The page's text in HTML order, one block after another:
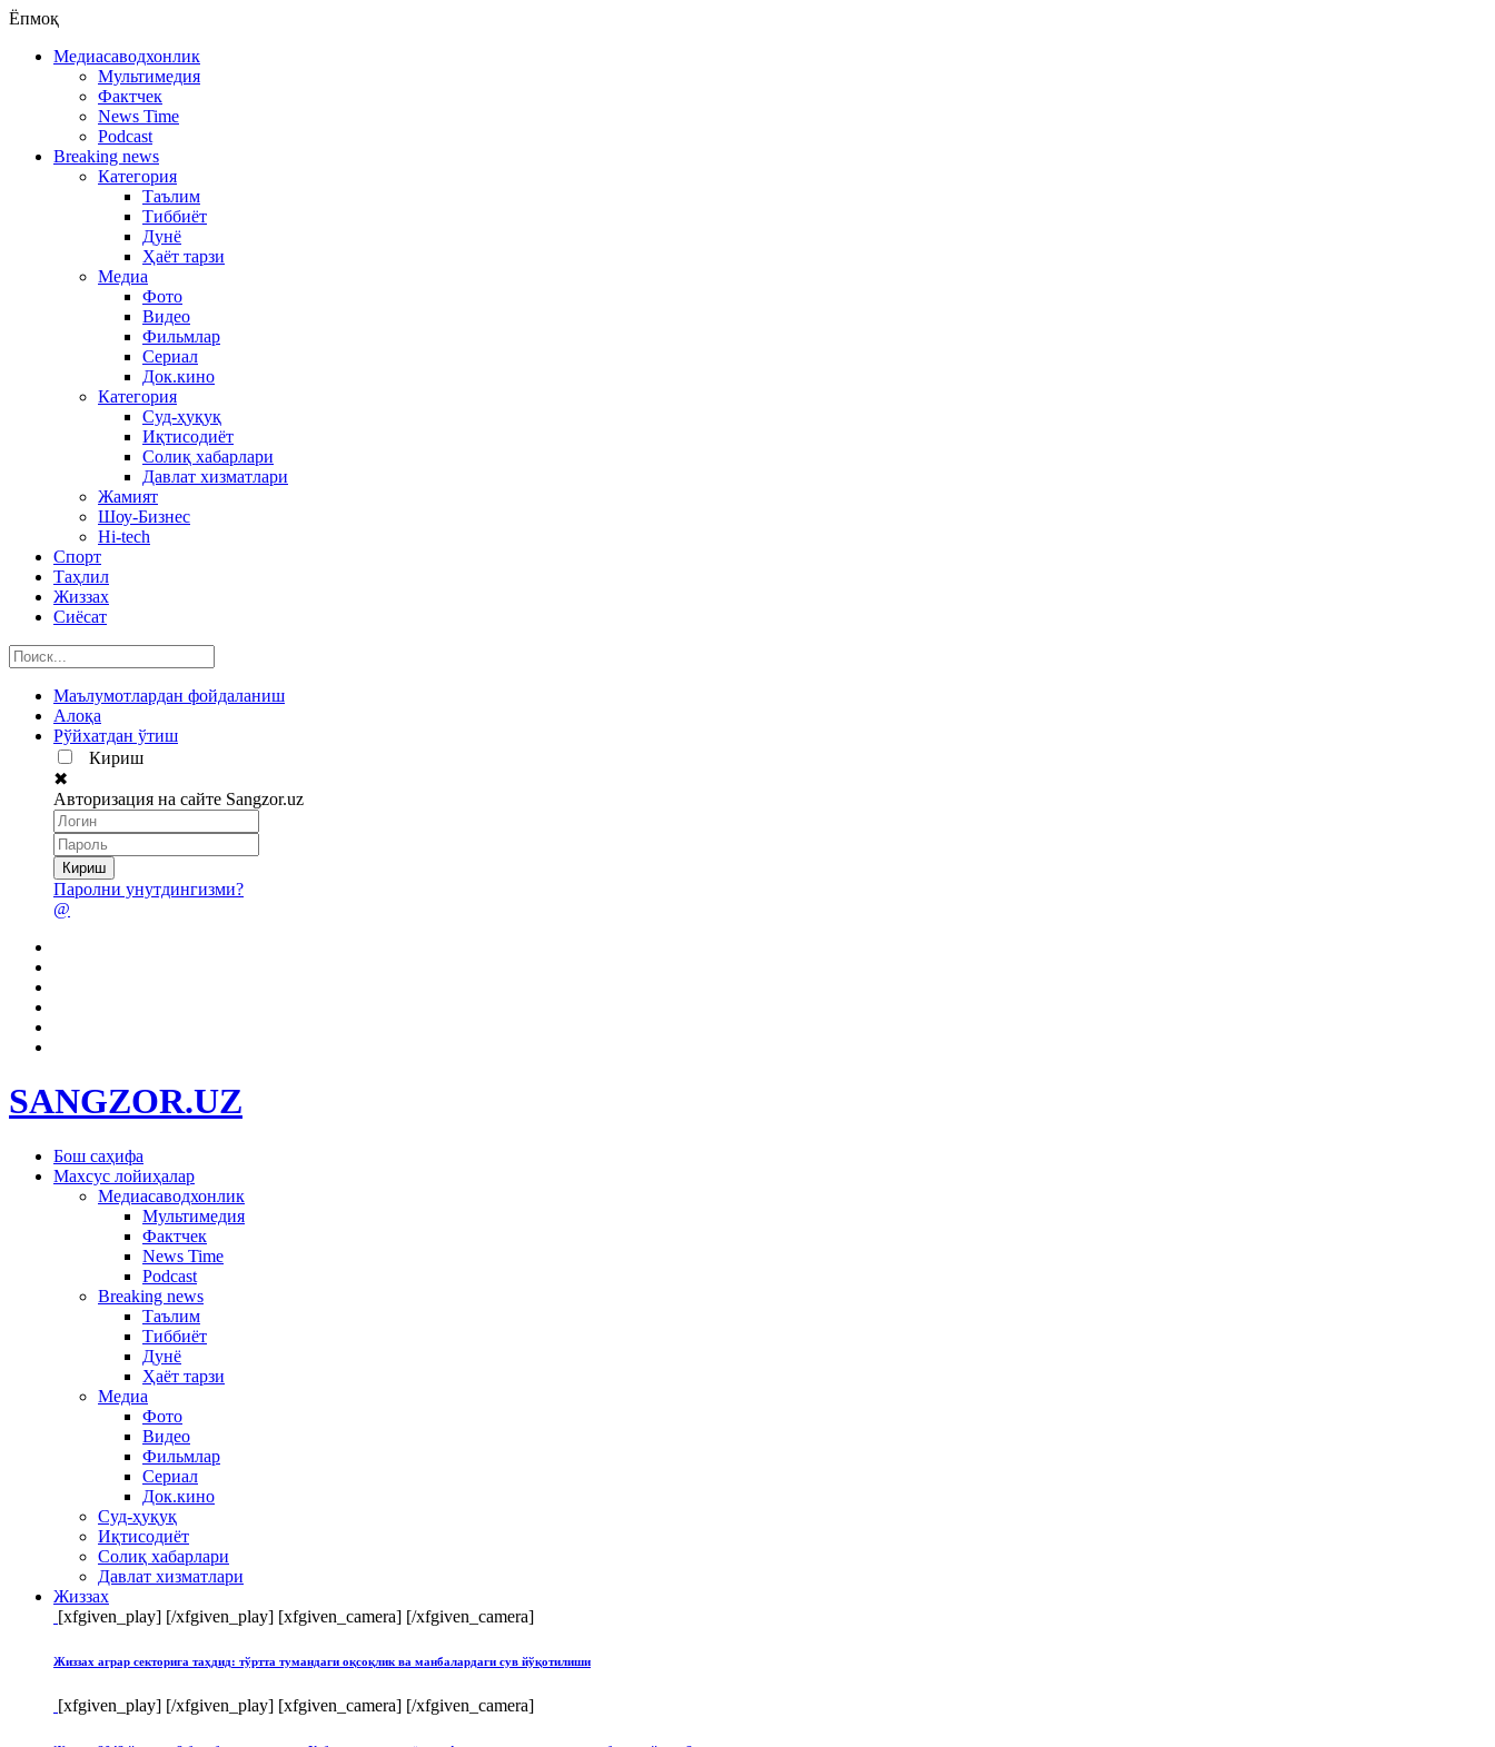
Ёпмоқ
Медиасаводхонлик
Мультимедия
Фактчек
News Time
Podcast
Breaking news
Категория
Таълим
Тиббиёт
Дунё
Ҳаёт тарзи
Медиа
Фото
Видео
Фильмлар
Сериал
Док.кино
Категория
Суд-ҳуқуқ
Иқтисодиёт
Солиқ хабарлари
Давлат хизматлари
Жамият
Шоу-Бизнес
Hi-tech
Спорт
Таҳлил
Жиззах
Сиёсат
Маълумотлардан фойдаланиш
Алоқа
Рўйхатдан ўтиш
Кириш
✖
Авторизация на сайте Sangzor.uz
Паролни унутдингизми?
@
SANGZOR.UZ
Бош саҳифа
Махсус лойиҳалар
Медиасаводхонлик
Мультимедия
Фактчек
News Time
Podcast
Breaking news
Таълим
Тиббиёт
Дунё
Ҳаёт тарзи
Медиа
Фото
Видео
Фильмлар
Сериал
Док.кино
Суд-ҳуқуқ
Иқтисодиёт
Солиқ хабарлари
Давлат хизматлари
Жиззах
[xfgiven_play] [/xfgiven_play] [xfgiven_camera] [/xfgiven_camera]
Жиззах аграр секторига таҳдид: тўртта тумандаги оқсоқлик ва манбалардаги сув йўқотилиши
[xfgiven_play] [/xfgiven_play] [xfgiven_camera] [/xfgiven_camera]